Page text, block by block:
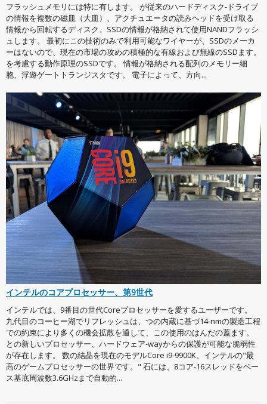
フラッシュメモリには特に有します。 が従来のハードディスク-ドライブ
の情報を複数の磁皿（大皿）、アクチュエータの読みヘッドを受け取る
情報から回転するディスク、SSDの情報が格納されて使用NANDフラッシ
ュします。 最初にこの技術のみで利用可能なワイヤーが、SSDのメーカ
ーはないので、現在の市場の攻めの積極的な有線および無線のSSDます。
を考慮する動作原理のSSDです。 情報が格納される配列のメモリー細
胞、浮遊ゲートトランジスタです。 電子によって、方向...
インテルのコアプロセッサー、第9世代
インテルでは、9番目の世代Coreプロセッサーを愛するユーザーです。
九代目のコーヒー湖でリフレッシュは、つの内蔵に基づ14-nmの製造工程
での約束により多くの機会拡散を通して、この使用のはんだの蓋ます。
との新しいプロセッサー、ハードウェア-wayからの保護が可能な脆弱性
が存在します。 数の結晶を現在のモデルCore i9-9900K、インテルの"最
高のゲームプロセッサーの世界です。" 石には、8コア-16スレッドをベー
ス基底周波数3.6GHzまで自動的...